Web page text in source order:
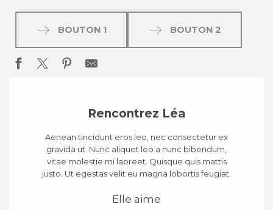
BOUTON 1 BOUTON 2
Rencontrez Léa
Aenean tincidunt eros leo, nec consectetur ex
gravida ut. Nunc aliquet leo a nunc bibendum,
vitae molestie mi laoreet. Quisque quis mattis
justo. Ut egestas velit eu magna lobortis feugiat.
Elle aime